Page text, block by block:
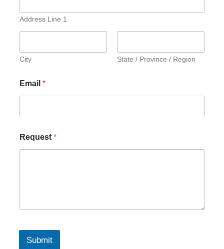
Address Line 1
City State / Province / Region
Email *
Request *
Submit